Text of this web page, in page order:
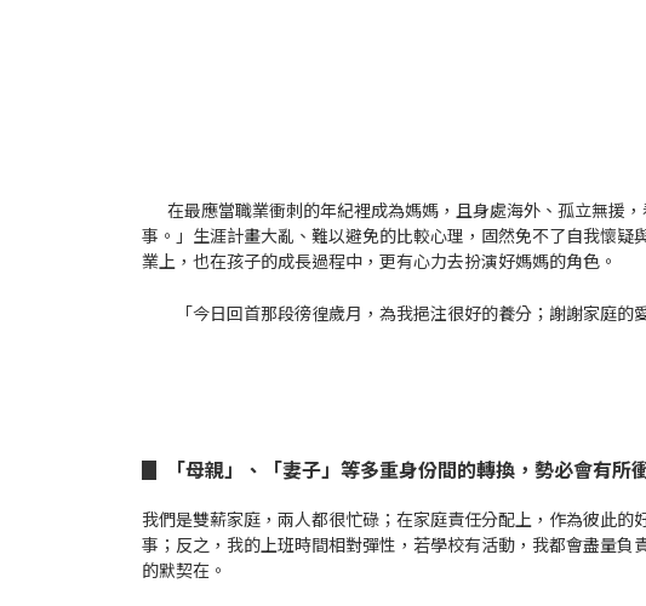
在最應當職業衝刺的年紀裡成為媽媽，且身處海外、孤立無援
事。」生涯計畫大亂、難以避免的比較心理，固然免不了自我懷
業上，也在孩子的成長過程中，更有心力去扮演好媽媽的角色。
「今日回首那段徬徨歲月，為我挹注很好的養分；謝謝家庭
▊ 「母親」、「妻子」等多重身份間的轉換，勢必會有所
我們是雙薪家庭，兩人都很忙碌；在家庭責任分配上，作為彼此
事；反之，我的上班時間相對彈性，若學校有活動，我都會盡量
的默契在。